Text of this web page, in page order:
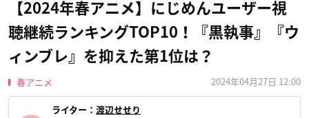
【2024年春アニメ】にじめんユーザー視
聴継続ランキングTOP10！『黒執事』『ウ
ィンブレ』を抑えた第1位は？
春アニメ 2024年04月27日 12:00
ライター： 渡辺せせり